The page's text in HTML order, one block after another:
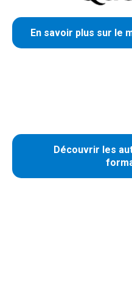
En savoir plus sur le
Découvrir les